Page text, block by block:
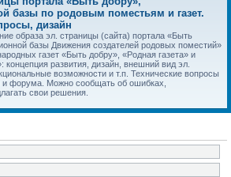
базы по родовым поместьям и газет.
дизайн
образа эл. страницы (сайта) портала «Быть
базы Движения создателей родовых поместий»
газет «Быть добру», «Родная газета» и
концепция развития, дизайн, внешний вид эл.
возможности и т.п. Технические вопросы
и форума. Можно сообщать об ошибках,
свои решения.